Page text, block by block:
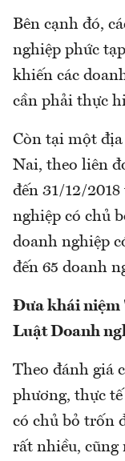
Bên cạnh đó,
nghiệp phức
khiến các
cần phải thực
Còn tại một
Nai, theo liên
đến 31/12/
nghiệp có chủ
doanh nghiệp
đến 65 doanh
Đưa khái niệm
Luật Doanh
Theo đánh giá
phương, thực
có chủ bỏ trốn
rất nhiều, cũng